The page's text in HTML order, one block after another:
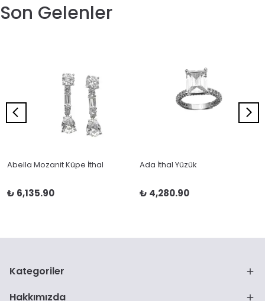
Son Gelenler
Abella Mozanit Küpe İthal
₺ 6,135.90
Ada İthal Yüzük
₺ 4,280.90
Kategoriler
Hakkımızda